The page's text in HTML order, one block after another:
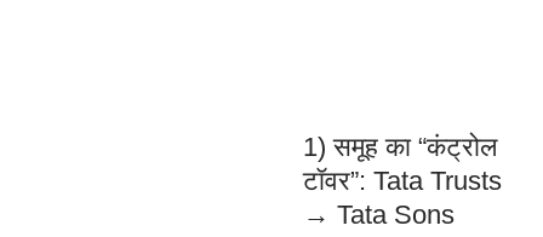
1) समूह का “कंट्रोल
टॉवर”: Tata Trusts
→ Tata Sons